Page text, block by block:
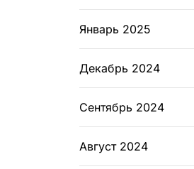
Январь 2025
Декабрь 2024
Сентябрь 2024
Август 2024